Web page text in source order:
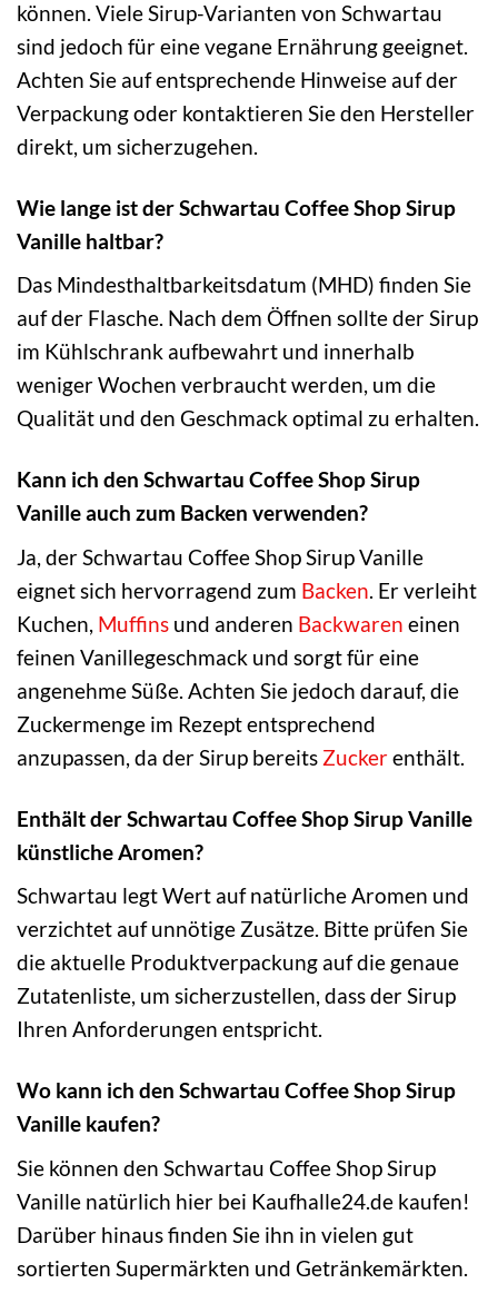
können. Viele Sirup-Varianten von Schwartau
sind jedoch für eine vegane Ernährung geeignet.
Achten Sie auf entsprechende Hinweise auf der
Verpackung oder kontaktieren Sie den Hersteller
direkt, um sicherzugehen.
Wie lange ist der Schwartau Coffee Shop Sirup
Vanille haltbar?
Das Mindesthaltbarkeitsdatum (MHD) finden Sie
auf der Flasche. Nach dem Öffnen sollte der Sirup
im Kühlschrank aufbewahrt und innerhalb
weniger Wochen verbraucht werden, um die
Qualität und den Geschmack optimal zu erhalten.
Kann ich den Schwartau Coffee Shop Sirup
Vanille auch zum Backen verwenden?
Ja, der Schwartau Coffee Shop Sirup Vanille
eignet sich hervorragend zum Backen. Er verleiht
Kuchen, Muffins und anderen Backwaren einen
feinen Vanillegeschmack und sorgt für eine
angenehme Süße. Achten Sie jedoch darauf, die
Zuckermenge im Rezept entsprechend
anzupassen, da der Sirup bereits Zuckerenthält.
Enthält der Schwartau Coffee Shop Sirup Vanille
künstliche Aromen?
Schwartau legt Wert auf natürliche Aromen und
verzichtet auf unnötige Zusätze. Bitte prüfen Sie
die aktuelle Produktverpackung auf die genaue
Zutatenliste, um sicherzustellen, dass der Sirup
Ihren Anforderungen entspricht.
Wo kann ich den Schwartau Coffee Shop Sirup
Vanille kaufen?
Sie können den Schwartau Coffee Shop Sirup
Vanille natürlich hier bei Kaufhalle24.de kaufen!
Darüber hinaus finden Sie ihn in vielen gut
sortierten Supermärkten und Getränkemärkten.